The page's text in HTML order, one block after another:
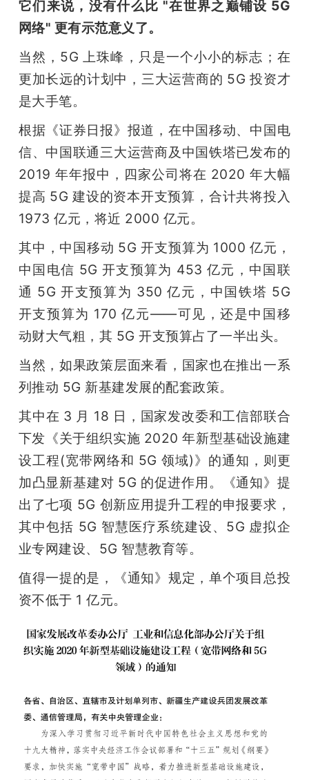
它们来说，没有什么比 "在世界之巅铺设 5G
网络" 更有示范意义了。
当然，5G 上珠峰，只是一个小小的标志；在
更加长远的计划中，三大运营商的 5G 投资才
是大手笔。
根据《证券日报》报道，在中国移动、中国电
信、中国联通三大运营商及中国铁塔已发布的
2019 年年报中，四家公司将在 2020 年大幅
提高 5G 建设的资本开支预算，合计共将投入
1973 亿元，将近 2000 亿元。
其中，中国移动 5G 开支预算为 1000 亿元，
中国电信 5G 开支预算为 453 亿元，中国联
通 5G 开支预算为 350 亿元，中国铁塔 5G
开支预算为 170 亿元——可见，还是中国移
动财大气粗，其 5G 开支预算占了一半出头。
当然，如果政策层面来看，国家也在推出一系
列推动 5G 新基建发展的配套政策。
其中在 3 月 18 日，国家发改委和工信部联合
下发《关于组织实施 2020 年新型基础设施建
设工程(宽带网络和 5G 领域)》的通知，则更
加凸显新基建对 5G 的促进作用。《通知》提
出了七项 5G 创新应用提升工程的申报要求，
其中包括 5G 智慧医疗系统建设、5G 虚拟企
业专网建设、5G 智慧教育等。
值得一提的是，《通知》规定，单个项目总投
资不低于 1 亿元。